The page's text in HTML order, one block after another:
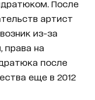
После
артист
из-за
права на
после
еще в 2012